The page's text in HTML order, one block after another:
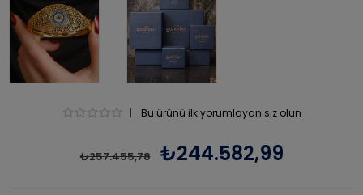
| Bu ürünü ilk yorumlayan siz olun
₺257.455,78 ₺244.582,99